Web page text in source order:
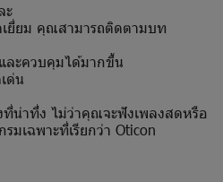
ะ
ยี่ยม คุณสามารถติดตามบท
ละควบคุมได้มากขึ้น
ด่น
น่าทึ่ง ไม่ว่าคุณจะฟังเพลงสดหรือ
มเฉพาะที่เรียกว่า Oticon